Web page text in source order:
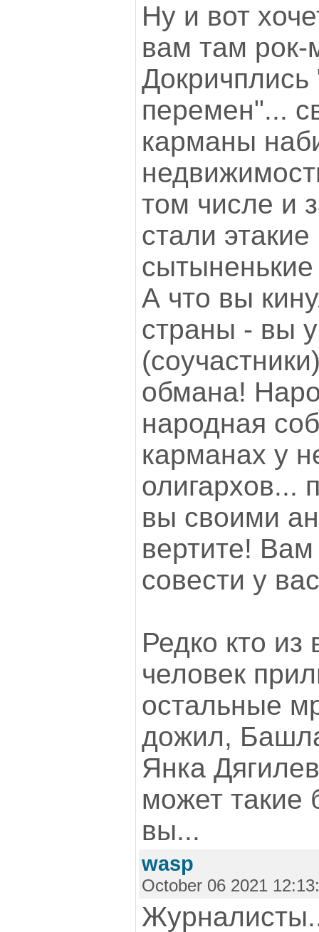
Ну и вот
вам там рок-
перемен"...
карманы
том числе и
стали
А что вы
страны - вы
обмана!
народная
карманах у
олигархов...
вы своими
вертите!
совести у
Редко кто
человек
остальные
дожил,
Янка
может такие
вы...
wasp
October 06 2021